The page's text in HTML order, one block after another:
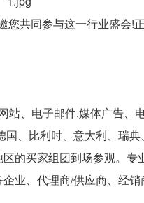
共同参与这一行业盛会!
、电子邮件.媒体广告、
、比利时、意大利、瑞
的买家组团到场参观。专
业、代理商/供应商、经销